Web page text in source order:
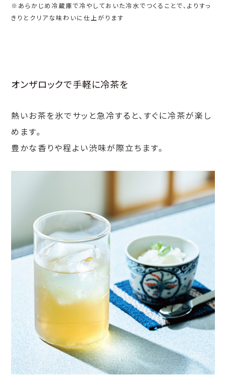
※あらかじめ冷蔵庫で冷やしておいた冷水でつくることで、よりすっ
きりとクリアな味わいに仕上がります
オンザロックで手軽に冷茶を
熱いお茶を氷でサッと急冷すると、すぐに冷茶が楽し
めます。
豊かな香りや程よい渋味が際立ちます。